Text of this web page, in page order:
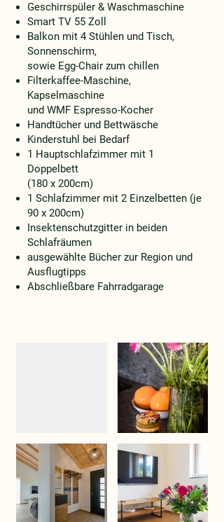
Geschirrspüler & Waschmaschine
Smart TV 55 Zoll
Balkon mit 4 Stühlen und Tisch,
Sonnenschirm,
sowie Egg-Chair zum chillen
Filterkaffee-Maschine,
Kapselmaschine
und WMF Espresso-Kocher
Handtücher und Bettwäsche
Kinderstuhl bei Bedarf
1 Hauptschlafzimmer mit 1
Doppelbett
(180 x 200cm)
1 Schlafzimmer mit 2 Einzelbetten (je
90 x 200cm)
Insektenschutzgitter in beiden
Schlafräumen
ausgewählte Bücher zur Region und
Ausflugtipps
Abschließbare Fahrradgarage